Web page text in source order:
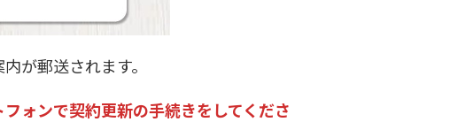
が郵送されます。
ォンで契約更新の手続きをしてくださ